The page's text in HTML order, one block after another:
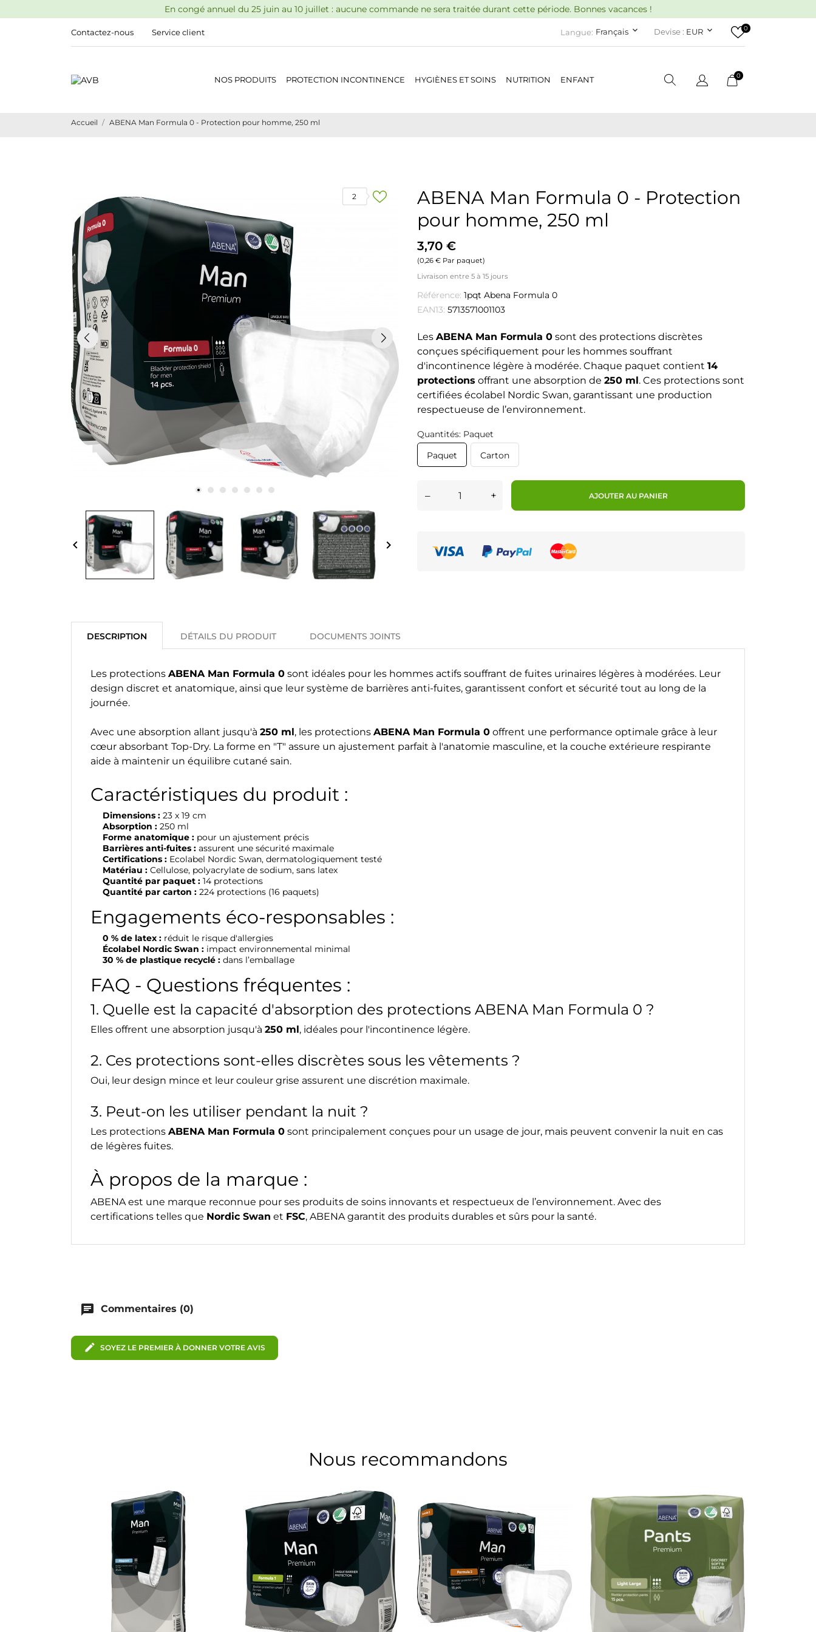
En congé annuel du 25 juin au 10 juillet : aucune commande ne sera traitée durant cette période. Bonnes vacances !
Contactez-nous Service client Langue: Français keyboard_arrow_down Devise : EUR keyboard_arrow_down 0
NOS PRODUITS PROTECTION INCONTINENCE HYGIÈNES ET SOINS NUTRITION ENFANT 0
Accueil ABENA Man Formula 0 - Protection pour homme, 250 ml
2
keyboard_arrow_left keyboard_arrow_right
ABENA Man Formula 0 - Protection
pour homme, 250 ml
3,70 €
(0,26 € Par paquet)
Livraison entre 5 à 15 jours
Référence: 1pqt Abena Formula 0
EAN13: 5713571001103
Les ABENA Man Formula 0 sont des protections discrètes
conçues spécifiquement pour les hommes souffrant
d'incontinence légère à modérée. Chaque paquet contient 14
protections offrant une absorption de 250 ml. Ces protections sont
certifiées écolabel Nordic Swan, garantissant une production
respectueuse de l’environnement.
Quantités: Paquet
Paquet
Carton
– + AJOUTER AU PANIER
DESCRIPTION DÉTAILS DU PRODUIT DOCUMENTS JOINTS
Les protections ABENA Man Formula 0 sont idéales pour les hommes actifs souffrant de fuites urinaires légères à modérées. Leur
design discret et anatomique, ainsi que leur système de barrières anti-fuites, garantissent confort et sécurité tout au long de la
journée.
Avec une absorption allant jusqu'à 250 ml, les protections ABENA Man Formula 0 offrent une performance optimale grâce à leur
cœur absorbant Top-Dry. La forme en "T" assure un ajustement parfait à l'anatomie masculine, et la couche extérieure respirante
aide à maintenir un équilibre cutané sain.
Caractéristiques du produit :
Dimensions : 23 x 19 cm
Absorption : 250 ml
Forme anatomique : pour un ajustement précis
Barrières anti-fuites : assurent une sécurité maximale
Certifications : Ecolabel Nordic Swan, dermatologiquement testé
Matériau : Cellulose, polyacrylate de sodium, sans latex
Quantité par paquet : 14 protections
Quantité par carton : 224 protections (16 paquets)
Engagements éco-responsables :
0 % de latex : réduit le risque d'allergies
Écolabel Nordic Swan : impact environnemental minimal
30 % de plastique recyclé : dans l’emballage
FAQ - Questions fréquentes :
1. Quelle est la capacité d'absorption des protections ABENA Man Formula 0 ?
Elles offrent une absorption jusqu'à 250 ml, idéales pour l'incontinence légère.
2. Ces protections sont-elles discrètes sous les vêtements ?
Oui, leur design mince et leur couleur grise assurent une discrétion maximale.
3. Peut-on les utiliser pendant la nuit ?
Les protections ABENA Man Formula 0 sont principalement conçues pour un usage de jour, mais peuvent convenir la nuit en cas
de légères fuites.
À propos de la marque :
ABENA est une marque reconnue pour ses produits de soins innovants et respectueux de l’environnement. Avec des
certifications telles que Nordic Swan et FSC, ABENA garantit des produits durables et sûrs pour la santé.
chat Commentaires (0)
edit SOYEZ LE PREMIER À DONNER VOTRE AVIS
Nous recommandons